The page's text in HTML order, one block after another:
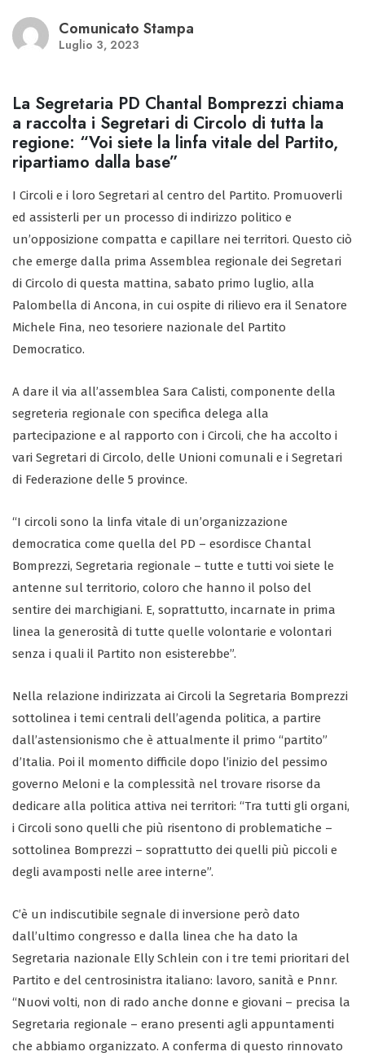
Comunicato Stampa
Luglio 3, 2023
La Segretaria PD Chantal Bomprezzi chiama
a raccolta i Segretari di Circolo di tutta la
regione: “Voi siete la linfa vitale del Partito,
ripartiamo dalla base”
I Circoli e i loro Segretari al centro del Partito. Promuoverli
ed assisterli per un processo di indirizzo politico e
un’opposizione compatta e capillare nei territori. Questo ciò
che emerge dalla prima Assemblea regionale dei Segretari
di Circolo di questa mattina, sabato primo luglio, alla
Palombella di Ancona, in cui ospite di rilievo era il Senatore
Michele Fina, neo tesoriere nazionale del Partito
Democratico.
A dare il via all’assemblea Sara Calisti, componente della
segreteria regionale con specifica delega alla
partecipazione e al rapporto con i Circoli, che ha accolto i
vari Segretari di Circolo, delle Unioni comunali e i Segretari
di Federazione delle 5 province.
“I circoli sono la linfa vitale di un’organizzazione
democratica come quella del PD – esordisce Chantal
Bomprezzi, Segretaria regionale – tutte e tutti voi siete le
antenne sul territorio, coloro che hanno il polso del
sentire dei marchigiani. E, soprattutto, incarnate in prima
linea la generosità di tutte quelle volontarie e volontari
senza i quali il Partito non esisterebbe”.
Nella relazione indirizzata ai Circoli la Segretaria Bomprezzi
sottolinea i temi centrali dell’agenda politica, a partire
dall’astensionismo che è attualmente il primo “partito”
d’Italia. Poi il momento difficile dopo l’inizio del pessimo
governo Meloni e la complessità nel trovare risorse da
dedicare alla politica attiva nei territori: “Tra tutti gli organi,
i Circoli sono quelli che più risentono di problematiche –
sottolinea Bomprezzi – soprattutto dei quelli più piccoli e
degli avamposti nelle aree interne”.
C’è un indiscutibile segnale di inversione però dato
dall’ultimo congresso e dalla linea che ha dato la
Segretaria nazionale Elly Schlein con i tre temi prioritari del
Partito e del centrosinistra italiano: lavoro, sanità e Pnnr.
“Nuovi volti, non di rado anche donne e giovani – precisa la
Segretaria regionale – erano presenti agli appuntamenti
che abbiamo organizzato. A conferma di questo rinnovato